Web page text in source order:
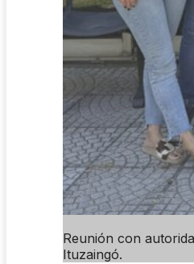
Reunión con
Ituzaingó.